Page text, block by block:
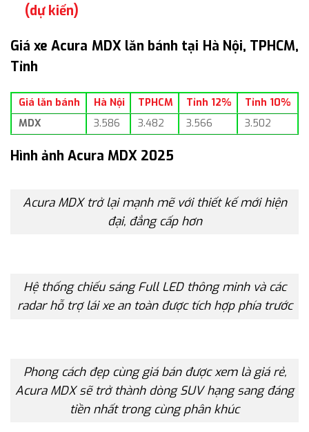
(dự kiến)
Giá xe Acura MDX lăn bánh tại Hà Nội, TPHCM,
Tỉnh
Giá lăn bánh Hà Nội TPHCM Tỉnh 12%
Tỉnh 10%
MDX
3.586 3.482 3.566 3.502
Hình ảnh Acura MDX 2025
Acura MDX trở lại mạnh mẽ với thiết kế mới hiện
đại, đẳng cấp hơn
Hệ thống chiếu sáng Full LED thông minh và các
radar hỗ trợ lái xe an toàn được tích hợp phía trước
Phong cách đẹp cùng giá bán được xem là giá rẻ,
Acura MDX sẽ trở thành dòng SUV hạng sang đáng
tiền nhất trong cùng phân khúc